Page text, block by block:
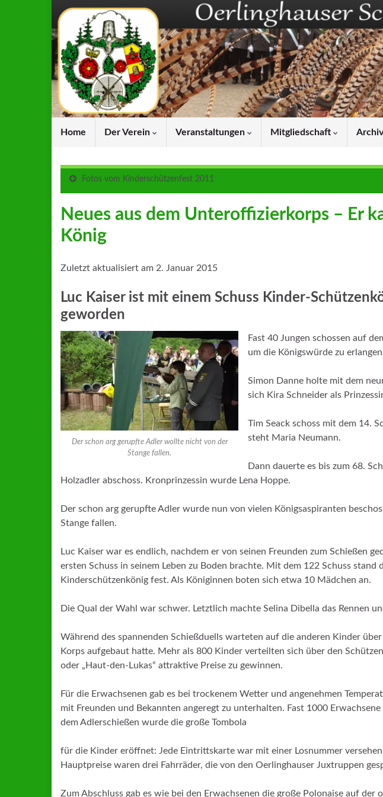
Home Der Verein Veranstaltungen Mitgliedschaft
Fotos vom Kinderschützenfest 2011
Neues aus dem Unteroffizierkorps – Er
König
Zuletzt aktualisiert am 2. Januar 2015
Luc Kaiser ist mit einem Schuss Kinder-
geworden
Der schon arg gerupfte Adler wollte nicht von der
Stange fallen.
Fast 40 Jungen schossen auf
um die Königswürde zu
Simon Danne holte mit dem
sich Kira Schneider als
Tim Seack schoss mit dem 14.
steht Maria Neumann.
Dann dauerte es bis zum 68.
Holzadler abschoss. Kronprinzessin wurde Lena Hoppe.
Der schon arg gerupfte Adler wurde nun von vielen Königsaspiranten
Stange fallen.
Luc Kaiser war es endlich, nachdem er von seinen Freunden zum Schießen
ersten Schuss in seinem Leben zu Boden brachte. Mit dem 122 Schuss stand
Kinderschützenkönig fest. Als Königinnen boten sich etwa 10 Mädchen an.
Die Qual der Wahl war schwer. Letztlich machte Selina Dibella das Rennen
Während des spannenden Schießduells warteten auf die anderen Kinder
Korps aufgebaut hatte. Mehr als 800 Kinder verteilten sich über den
oder „Haut-den-Lukas“ attraktive Preise zu gewinnen.
Für die Erwachsenen gab es bei trockenem Wetter und angenehmen
mit Freunden und Bekannten angeregt zu unterhalten. Fast 1000
dem Adlerschießen wurde die große Tombola
für die Kinder eröffnet: Jede Eintrittskarte war mit einer Losnummer
Hauptpreise waren drei Fahrräder, die von den Oerlinghauser Juxtruppen
Zum Abschluss gab es wie bei den Erwachsenen die große Polonaise auf der